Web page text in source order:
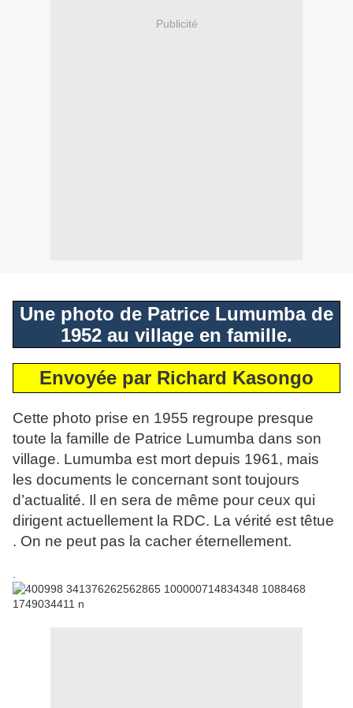
Publicité
Une photo de Patrice Lumumba de
1952 au village en famille.
Envoyée par Richard Kasongo
Cette photo prise en 1955 regroupe presque
toute la famille de Patrice Lumumba dans son
village. Lumumba est mort depuis 1961, mais
les documents le concernant sont toujours
d’actualité. Il en sera de même pour ceux qui
dirigent actuellement la RDC. La vérité est têtue
. On ne peut pas la cacher éternellement.